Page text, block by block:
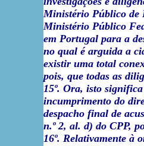
Ministério Público de
Ministério Público
em Portugal para a
no qual é arguida a
existir uma total
pois, que todas as
15º. Ora, isto
incumprimento do
despacho final de
n.º 2, al. d) do CPP,
16º. Relativamente à